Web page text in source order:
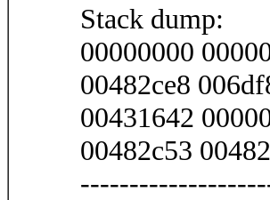
Stack dump:
00000000
00482ce8
00431642
00482c53